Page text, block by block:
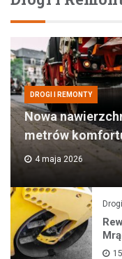
DROGI I REMONTY
Nowa
metrów
4 maja 2026